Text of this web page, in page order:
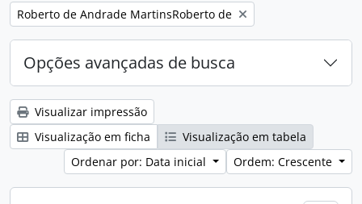
Remover filtro:
Roberto de Andrade MartinsRoberto de
Opções avançadas de busca
Visualizar impressão
Visualização em ficha
Visualização em tabela
Ordenar por: Data inicial
Ordem: Crescente